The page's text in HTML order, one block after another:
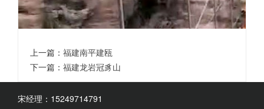
上一篇： 福建南平建瓯
下一篇： 福建龙岩冠豸山
宋经理：15249714791